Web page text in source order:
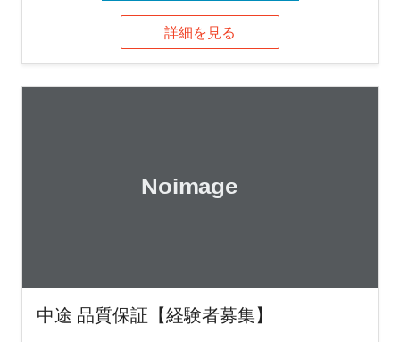
詳細を見る
中途 品質保証【経験者募集】